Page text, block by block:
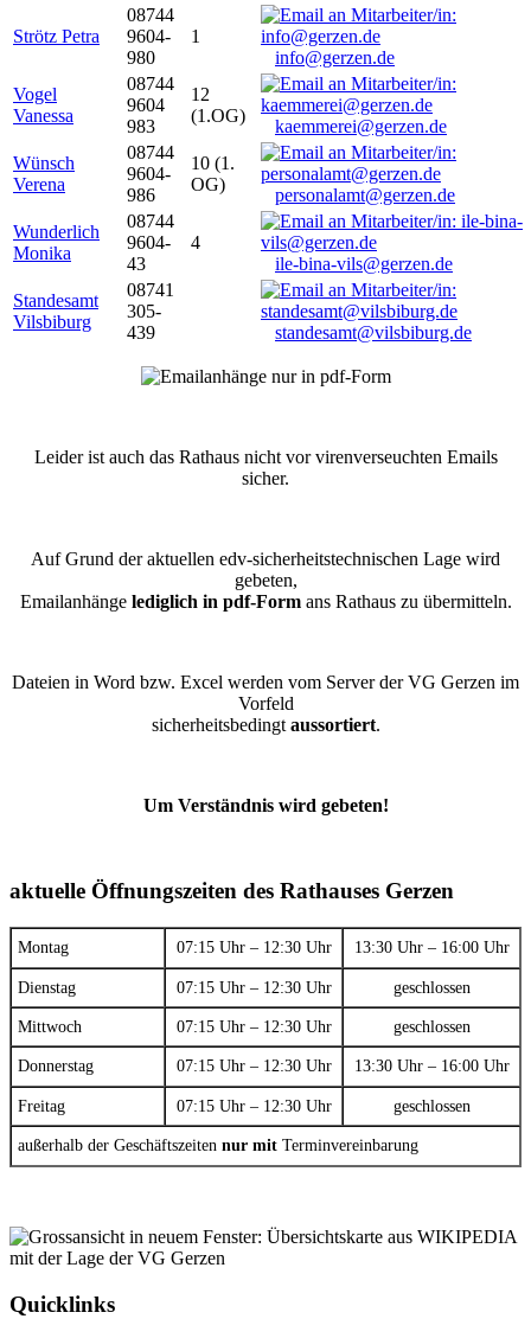
Strötz Petra
08744
9604-
980
1
info@gerzen.de
Vogel
Vanessa
08744
9604
983
12
(1.OG)
kaemmerei@gerzen.de
Wünsch
Verena
08744
9604-
986
10 (1.
OG)
personalamt@gerzen.de
Wunderlich
Monika
08744
9604-
43
4
ile-bina-vils@gerzen.de
Standesamt
Vilsbiburg
08741
305-
439
standesamt@vilsbiburg.de
Leider ist auch das Rathaus nicht vor virenverseuchten Emails
sicher.
Auf Grund der aktuellen edv-sicherheitstechnischen Lage wird
gebeten,
Emailanhänge lediglich in pdf-Formans Rathaus zu übermitteln.
Dateien in Word bzw. Excel werden vom Server der VG Gerzen im
Vorfeld
sicherheitsbedingt aussortiert.
Um Verständnis wird gebeten!
aktuelle Öffnungszeiten des Rathauses Gerzen
Montag 07:15 Uhr – 12:30 Uhr 13:30 Uhr – 16:00 Uhr
Dienstag 07:15 Uhr – 12:30 Uhr geschlossen
Mittwoch 07:15 Uhr – 12:30 Uhr geschlossen
Donnerstag 07:15 Uhr – 12:30 Uhr 13:30 Uhr – 16:00 Uhr
Freitag 07:15 Uhr – 12:30 Uhr geschlossen
außerhalb der Geschäftszeiten nur mit Terminvereinbarung
Quicklinks